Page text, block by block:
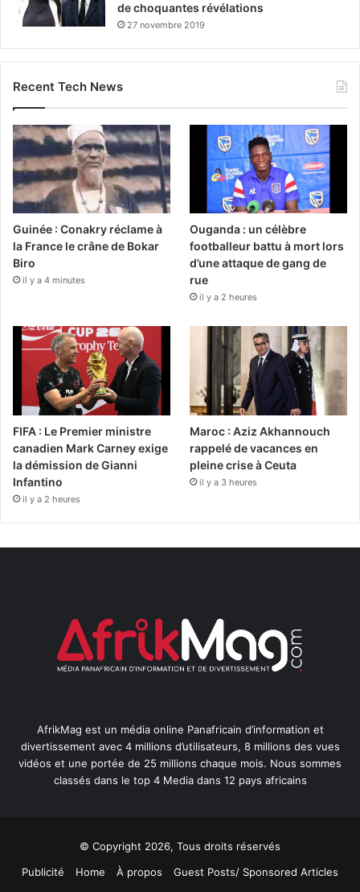
de choquantes révélations
27 novembre 2019
Recent Tech News
Guinée : Conakry réclame à
la France le crâne de Bokar
Biro
il y a 4 minutes
Ouganda : un célèbre
footballeur battu à mort lors
d’une attaque de gang de
rue
il y a 2 heures
FIFA : Le Premier ministre
canadien Mark Carney exige
la démission de Gianni
Infantino
il y a 2 heures
Maroc : Aziz Akhannouch
rappelé de vacances en
pleine crise à Ceuta
il y a 3 heures
AfrikMag est un média online Panafricain d’information et
divertissement avec 4 millions d’utilisateurs, 8 millions des vues
vidéos et une portée de 25 millions chaque mois. Nous sommes
classés dans le top 4 Media dans 12 pays africains
© Copyright 2026, Tous droits réservés
Publicité
Home À propos
Guest Posts/ Sponsored Articles